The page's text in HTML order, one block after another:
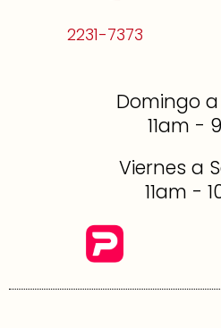
2231-7373
Domingo
11am -
Viernes a
11am -